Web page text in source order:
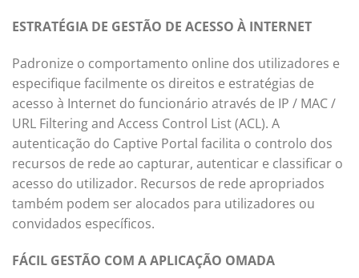
ESTRATÉGIA DE GESTÃO DE ACESSO À INTERNET
Padronize o comportamento online dos utilizadores e
especifique facilmente os direitos e estratégias de
acesso à Internet do funcionário através de IP / MAC /
URL Filtering and Access Control List (ACL). A
autenticação do Captive Portal facilita o controlo dos
recursos de rede ao capturar, autenticar e classificar o
acesso do utilizador. Recursos de rede apropriados
também podem ser alocados para utilizadores ou
convidados específicos.
FÁCIL GESTÃO COM A APLICAÇÃO OMADA